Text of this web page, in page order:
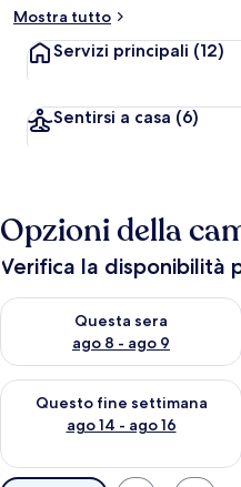
Mostra tutto
Servizi principali (12)
Sentirsi a casa (6)
Opzioni della
Verifica la disponibilità
Questa sera
ago 8 - ago 9
Verifica la disponibilità per
Questo fine settimana
ago 14 - ago 16
Verifica la disponibilità per